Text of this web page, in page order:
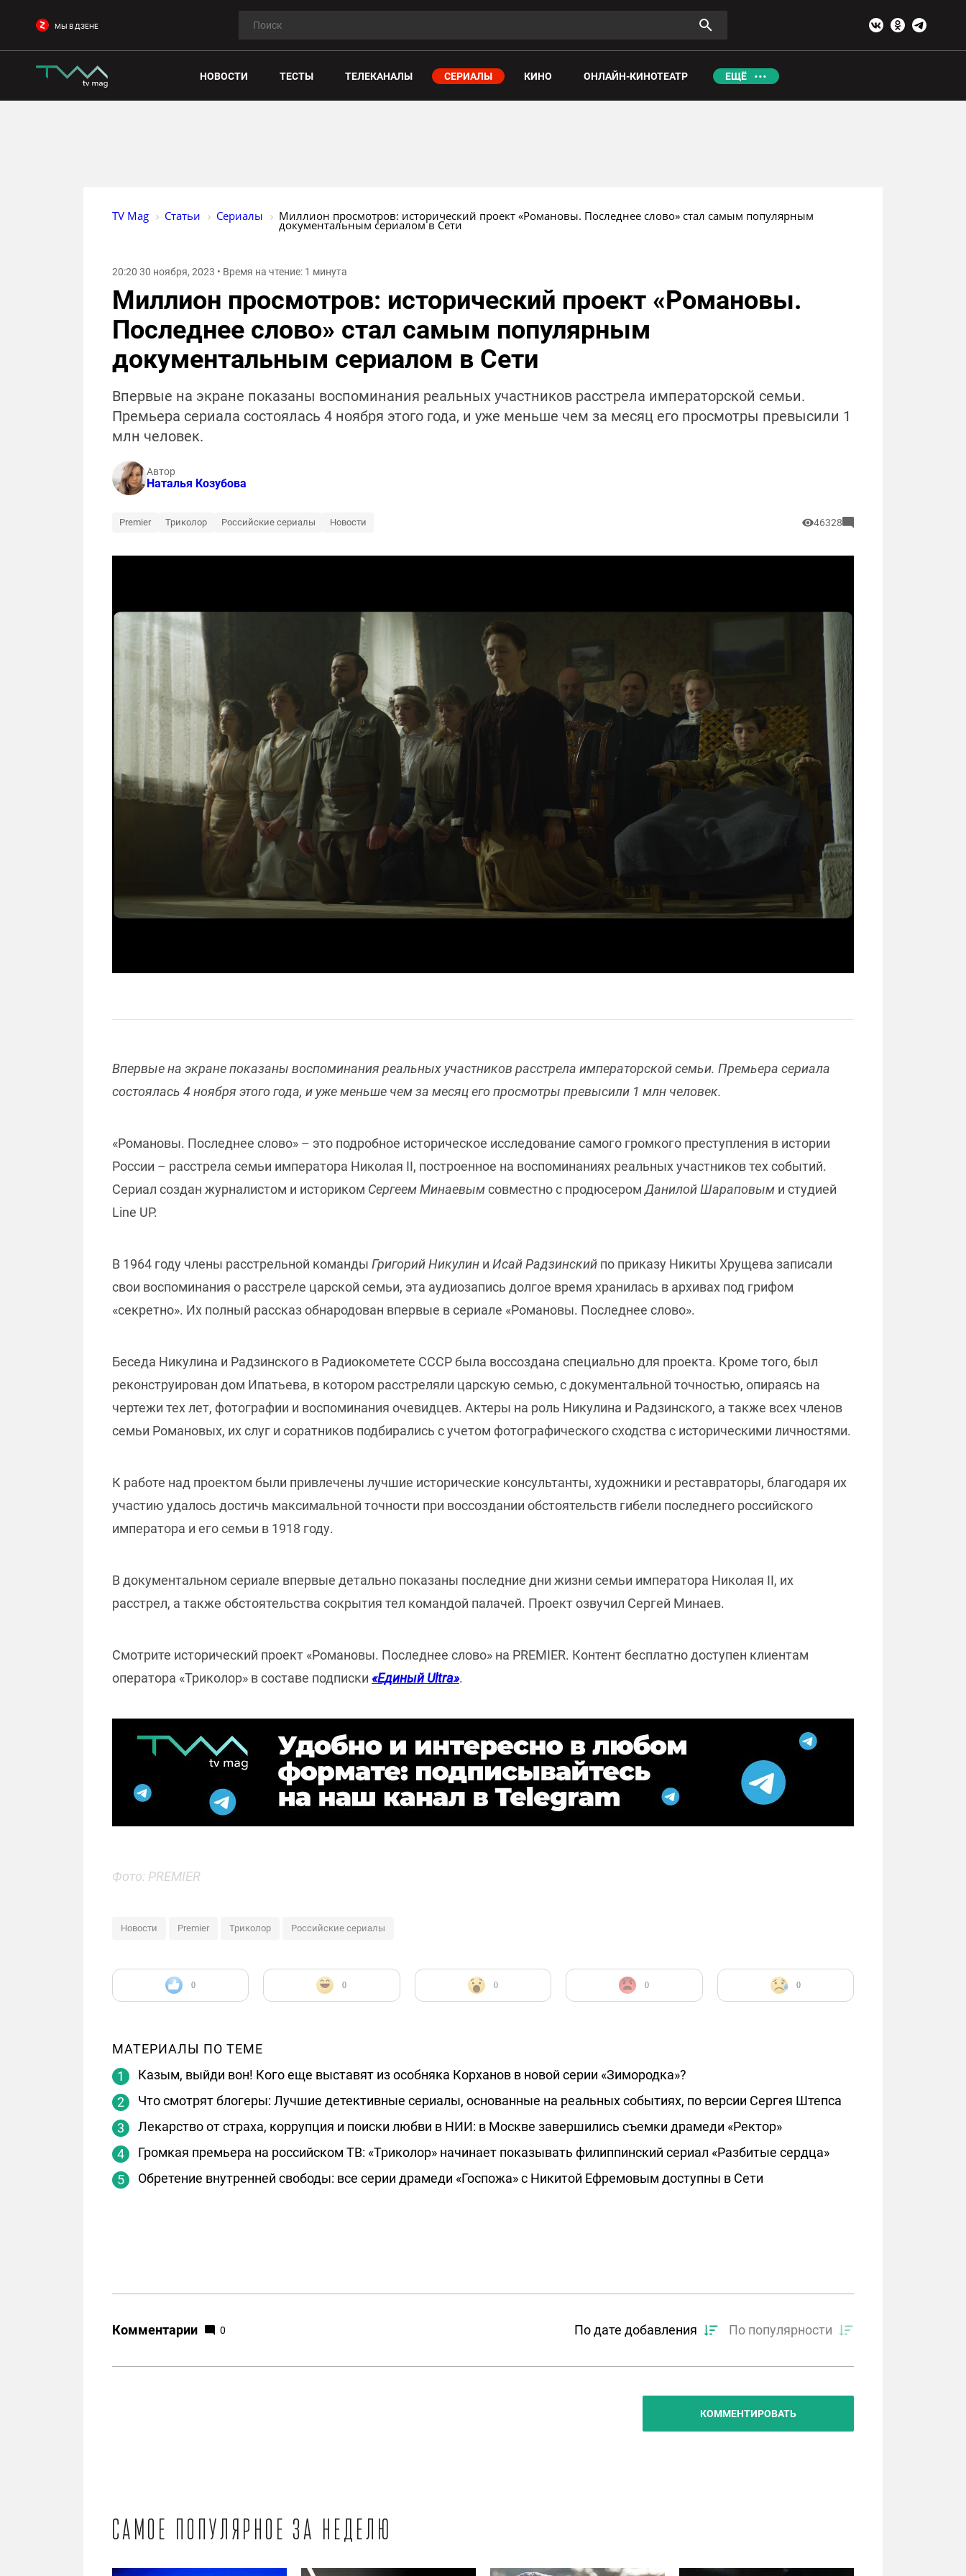
МЫ В ДЗЕНЕ
НОВОСТИ ТЕСТЫ ТЕЛЕКАНАЛЫ СЕРИАЛЫ КИНО ОНЛАЙН-КИНОТЕАТР ЕЩЁ
TV Mag Статьи Сериалы Миллион просмотров: исторический проект «Романовы. Последнее слово» стал самым популярным
документальным сериалом в Сети
20:20 30 ноября, 2023 • Время на чтение: 1 минута
Миллион просмотров: исторический проект «Романовы.
Последнее слово» стал самым популярным
документальным сериалом в Сети
Впервые на экране показаны воспоминания реальных участников расстрела императорской семьи.
Премьера сериала состоялась 4 ноября этого года, и уже меньше чем за месяц его просмотры превысили 1
млн человек.
Автор
Наталья Козубова
Premier Триколор Российские сериалы Новости 46328
Впервые на экране показаны воспоминания реальных участников расстрела императорской семьи. Премьера сериала
состоялась 4 ноября этого года, и уже меньше чем за месяц его просмотры превысили 1 млн человек.
«Романовы. Последнее слово» – это подробное историческое исследование самого громкого преступления в истории
России – расстрела семьи императора Николая II, построенное на воспоминаниях реальных участников тех событий.
Сериал создан журналистом и историком Сергеем Минаевымсовместно с продюсером Данилой Шараповым и студией
Line UP.
В 1964 году члены расстрельной команды Григорий Никулин и Исай Радзинский по приказу Никиты Хрущева записали
свои воспоминания о расстреле царской семьи, эта аудиозапись долгое время хранилась в архивах под грифом
«секретно». Их полный рассказ обнародован впервые в сериале «Романовы. Последнее слово».
Беседа Никулина и Радзинского в Радиокометете СССР была воссоздана специально для проекта. Кроме того, был
реконструирован дом Ипатьева, в котором расстреляли царскую семью, с документальной точностью, опираясь на
чертежи тех лет, фотографии и воспоминания очевидцев. Актеры на роль Никулина и Радзинского, а также всех членов
семьи Романовых, их слуг и соратников подбирались с учетом фотографического сходства с историческими личностями.
К работе над проектом были привлечены лучшие исторические консультанты, художники и реставраторы, благодаря их
участию удалось достичь максимальной точности при воссоздании обстоятельств гибели последнего российского
императора и его семьи в 1918 году.
В документальном сериале впервые детально показаны последние дни жизни семьи императора Николая II, их
расстрел, а также обстоятельства сокрытия тел командой палачей. Проект озвучил Сергей Минаев.
Смотрите исторический проект «Романовы. Последнее слово» на PREMIER. Контент бесплатно доступен клиентам
оператора «Триколор» в составе подписки «Единый Ultra».
Фото: PREMIER
Новости Premier Триколор Российские сериалы
0 0 0 0 0
МАТЕРИАЛЫ ПО ТЕМЕ
Казым, выйди вон! Кого еще выставят из особняка Корханов в новой серии «Зимородка»?
Что смотрят блогеры: Лучшие детективные сериалы, основанные на реальных событиях, по версии Сергея Штепса
Лекарство от страха, коррупция и поиски любви в НИИ: в Москве завершились съемки драмеди «Ректор»
Громкая премьера на российском ТВ: «Триколор» начинает показывать филиппинский сериал «Разбитые сердца»
Обретение внутренней свободы: все серии драмеди «Госпожа» с Никитой Ефремовым доступны в Сети
Комментарии 0 По дате добавления По популярности
КОММЕНТИРОВАТЬ
Самое популярное за неделю